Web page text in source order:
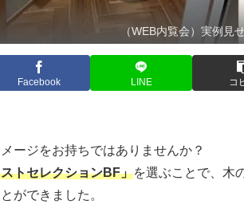
（WEB内覧会）実例見
Facebook LINE コ
ージをお持ちではありませんか？
トセレクションBF」を選ぶことで、木
ができました。